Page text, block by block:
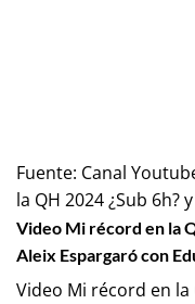
Fuente: Canal
la QH 2024 ¿Sub 6h?
Video Mi récord en la
Aleix Espargaró con
Video Mi récord en la